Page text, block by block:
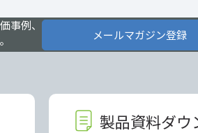
事例、
メールマガジン登録
製品資料ダウ